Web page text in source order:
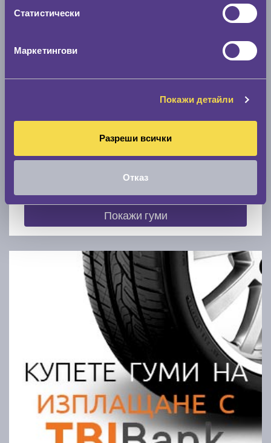
Статистически
Маркетингови
Покажи детайли
Разреши всички
Отказ
Намери гуми с новия размер
Модел
Покажи гуми